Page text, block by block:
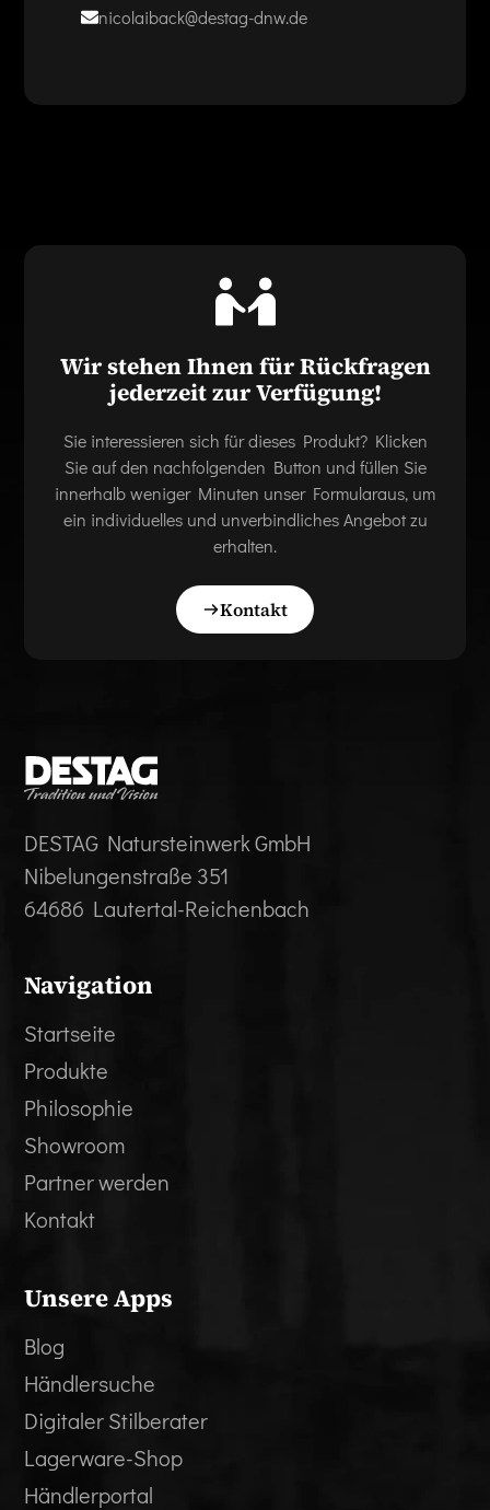
nicolaiback@destag-dnw.de
Wir stehen Ihnen für Rückfragen
jederzeit zur Verfügung!
Sie interessieren sich für dieses Produkt? Klicken
Sie auf den nachfolgenden Button und füllen Sie
innerhalb weniger Minuten unser Formularaus, um
ein individuelles und unverbindliches Angebot zu
erhalten.
Kontakt
DESTAG Natursteinwerk GmbH
Nibelungenstraße 351
64686 Lautertal-Reichenbach
Navigation
Startseite
Produkte
Philosophie
Showroom
Partner werden
Kontakt
Unsere Apps
Blog
Händlersuche
Digitaler Stilberater
Lagerware-Shop
Händlerportal